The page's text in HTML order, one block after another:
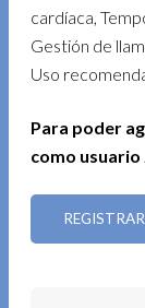
cardíaca,
Gestión de
Uso
Para poder
como usuario